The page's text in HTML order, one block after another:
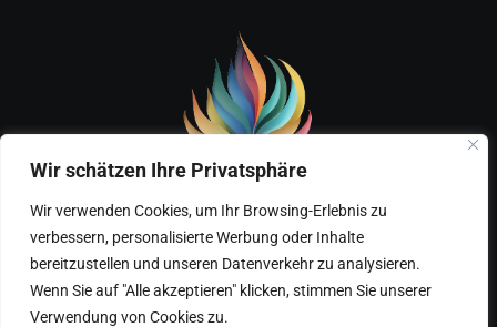
Wir schätzen Ihre Privatsphäre
Wir verwenden Cookies, um Ihr Browsing-Erlebnis zu
verbessern, personalisierte Werbung oder Inhalte
bereitzustellen und unseren Datenverkehr zu analysieren.
Wenn Sie auf "Alle akzeptieren" klicken, stimmen Sie unserer
Verwendung von Cookies zu.
Home Über mich – Marks Gesundheitsreise
Kontakt